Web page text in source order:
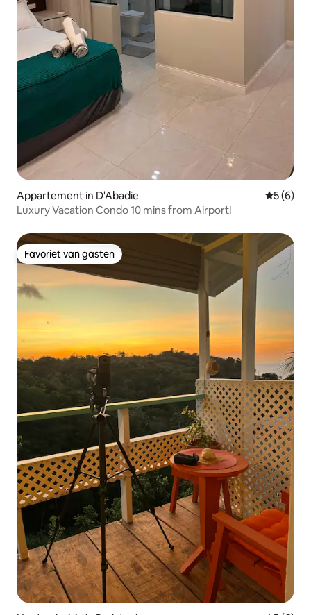
Appartement in D'Abadie
5 (6)
Luxury Vacation Condo 10 mins from Airport!
Favoriet van gasten
Favoriet van gasten